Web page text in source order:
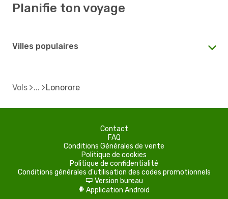
Planifie ton voyage
Villes populaires
Vols Lonorore
Contact
FAQ
Conditions Générales de vente
Politique de cookies
Politique de confidentialité
Conditions générales d'utilisation des codes promotionnels
d Version bureau
A Application Android